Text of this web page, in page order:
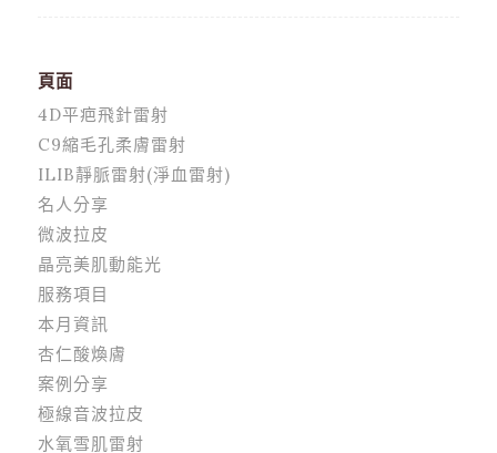
頁面
4D平疤飛針雷射
C9縮毛孔柔膚雷射
ILIB靜脈雷射(淨血雷射)
名人分享
微波拉皮
晶亮美肌動能光
服務項目
本月資訊
杏仁酸煥膚
案例分享
極線音波拉皮
水氧雪肌雷射